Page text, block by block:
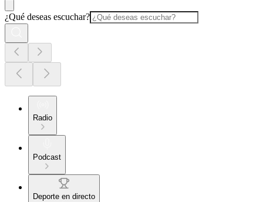
¿Qué deseas escuchar?
Radio
Podcast
Deporte en directo